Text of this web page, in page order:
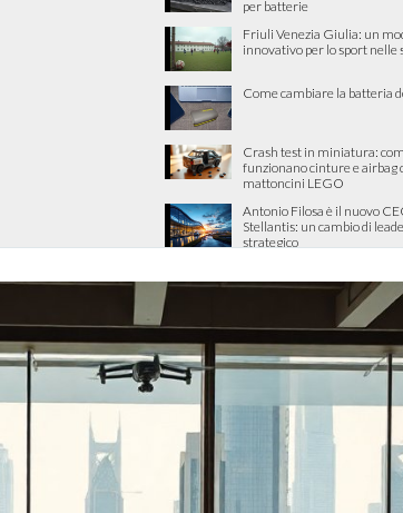
per batterie
Friuli Venezia Giulia: un
innovativo per lo sport nelle
Come cambiare la batteria
Crash test in miniatura:
funzionano cinture e airbag
mattoncini LEGO
Antonio Filosa è il nuovo
Stellantis: un cambio di
strategico